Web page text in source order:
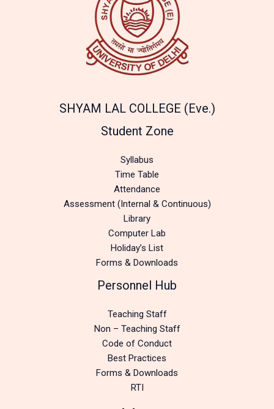
SHYAM LAL COLLEGE (Eve.)
Student Zone
Syllabus
Time Table
Attendance
Assessment (Internal & Continuous)
Library
Computer Lab
Holiday’s List
Forms & Downloads
Personnel Hub
Teaching Staff
Non – Teaching Staff
Code of Conduct
Best Practices
Forms & Downloads
RTI